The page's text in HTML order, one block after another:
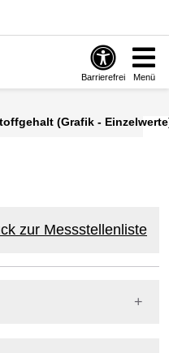
Barrierefrei Menü
(Grafik -
zur Messstellenliste